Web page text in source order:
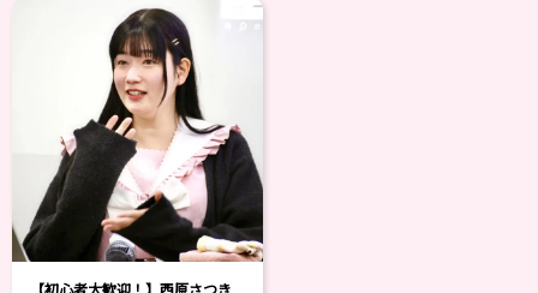
【初心者大歓迎！】西原さつき